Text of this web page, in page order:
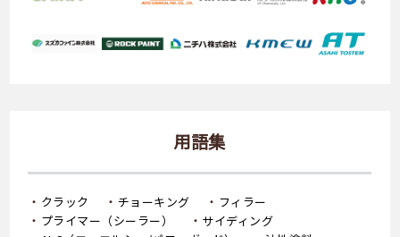
用語集
クラック チョーキング
フィラー
プライマー（シーラー）
サイディング